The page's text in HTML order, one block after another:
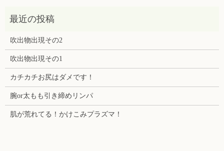
吹出物出現その2
吹出物出現その1
カチカチお尻はダメです！
腕or太もも引き締めリンパ
肌が荒れてる！かけこみプラズマ！